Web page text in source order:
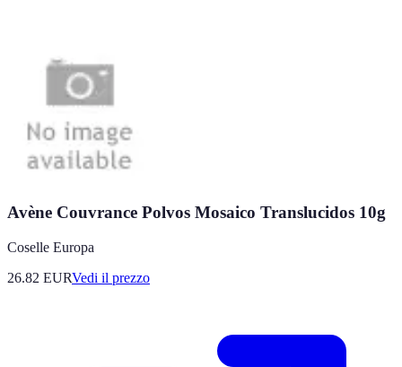
Avène Couvrance Polvos Mosaico Translucidos 10g
Coselle Europa
26.82 EURVedi il prezzo